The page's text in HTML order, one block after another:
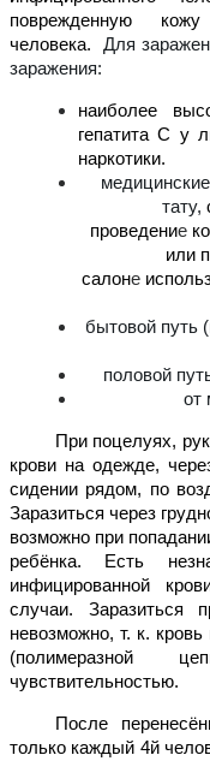
поврежденную
человека.
Для
заражения:
наиболее
гепатита С у
наркотики.
тату,
проведение
или
салоне
бытовой путь
половой
от
При поцелуях,
крови на одежде,
сидении рядом, по
Заразиться через
возможно при
ребёнка. Есть
инфицированной
случаи. Заразиться
невозможно, т. к.
(полимеразной
чувствительностью.
После
только каждый 4й